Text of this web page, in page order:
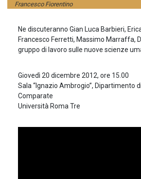
Francesco Fiorentino
Ne discuteranno Gian Luca Barbieri,
Francesco Ferretti, Massimo Marraffa,
gruppo di lavoro sulle nuove scienze
Giovedì 20 dicembre 2012, ore 15.00
Sala “Ignazio Ambrogio”, Dipartimento
Comparate
Università Roma Tre